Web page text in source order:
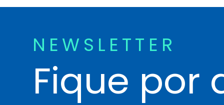
NEWSLETTER
Fique por